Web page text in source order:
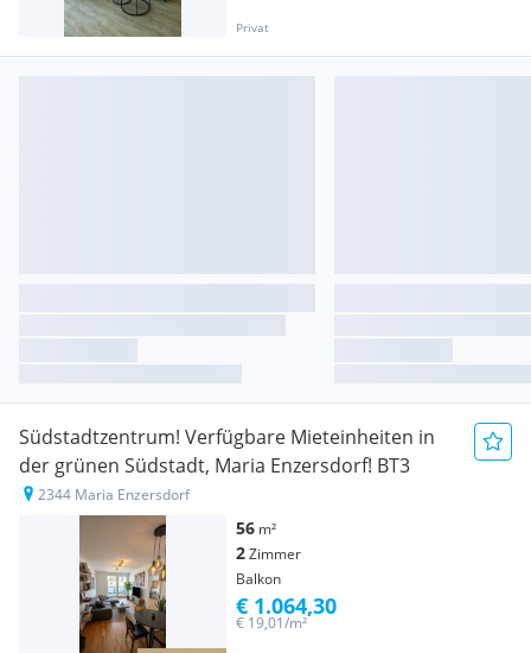
Privat
Südstadtzentrum! Verfügbare Mieteinheiten in
der grünen Südstadt, Maria Enzersdorf! BT3
2344 Maria Enzersdorf
56 m²
2Zimmer
Balkon
€ 19,01/m²
€ 1.064,30